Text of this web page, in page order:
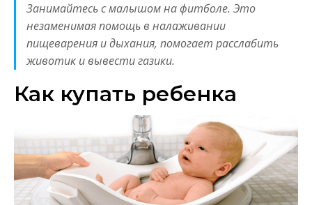
Занимайтесь с малышом на фитболе. Это
незаменимая помощь в налаживании
пищеварения и дыхания, помогает расслабить
животик и вывести газики.
Как купать ребенка